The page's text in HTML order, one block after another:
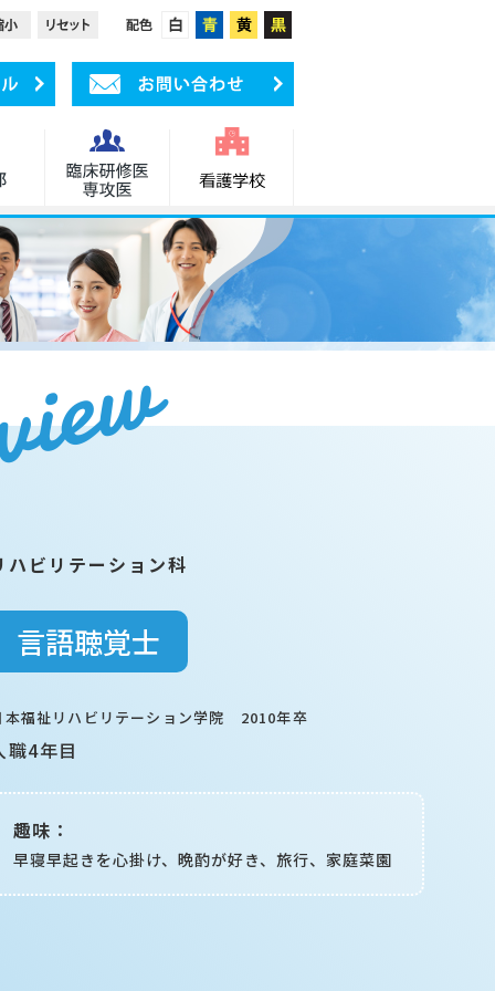
受付の流れ
アクセス
臨床研修医・専攻医
ハビリテーション科
言語聴覚士
本福祉リハビリテーション学院 2010年卒
職4年目
趣味：
早寝早起きを心掛け、晩酌が好き、旅行、家庭菜園